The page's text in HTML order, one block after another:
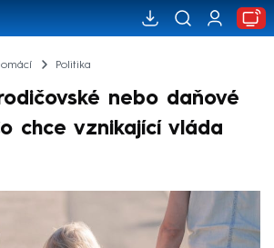
Politika
nebo daňové
chce vznikající vláda